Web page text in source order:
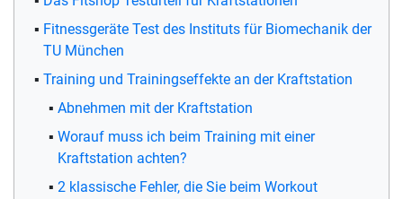
Fitnessgeräte Test des Instituts für Biomechanik der
TU München
Training und Trainingseffekte an der Kraftstation
Abnehmen mit der Kraftstation
Worauf muss ich beim Training mit einer
Kraftstation achten?
2 klassische Fehler, die Sie beim Workout